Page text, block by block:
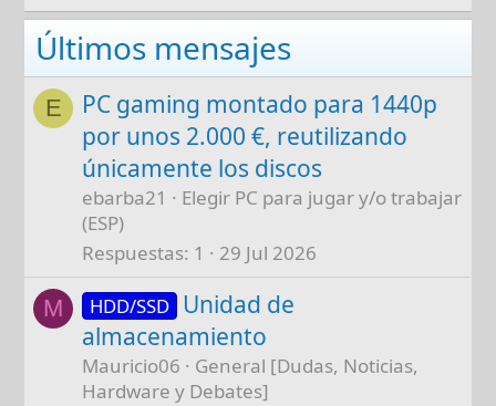
Últimos mensajes
E
PC gaming montado para 1440p
por unos 2.000 €, reutilizando
únicamente los discos
ebarba21
Elegir PC para jugar y/o trabajar
(ESP)
Respuestas 1 29 Jul 2026
M HDD/SSD Unidad de
almacenamiento
Mauricio06
General [Dudas, Noticias,
Hardware y Debates]